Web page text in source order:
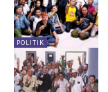
POLITIK